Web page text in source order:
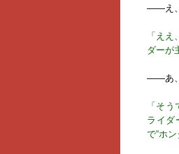
――え
「え
ダーが
――あ、
「そ
ライダ
で“ホ